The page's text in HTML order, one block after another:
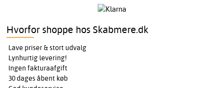
Hvorfor shoppe hos Skabmere.dk
Lave priser & stort udvalg
Lynhurtig levering!
Ingen fakturaafgift
30 dages åbent køb